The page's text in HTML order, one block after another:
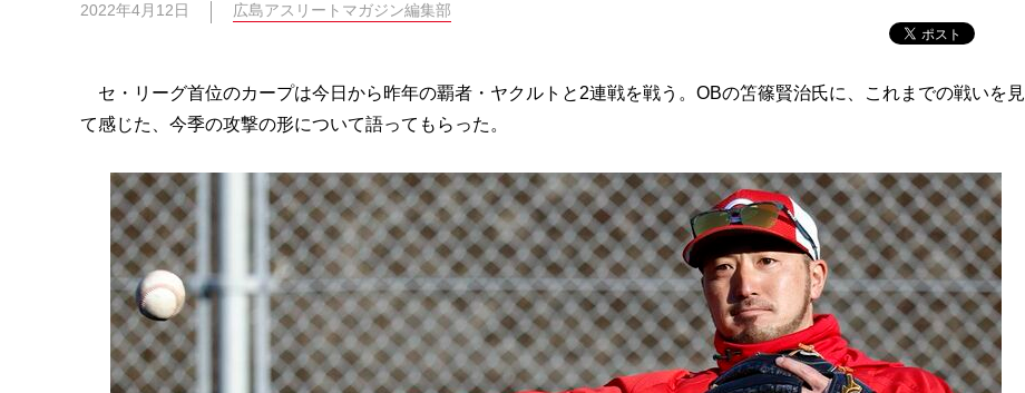
2022年4月12日 広島アスリートマガジン編集部
セ・リーグ首位のカープは今日から昨年の覇者・ヤクルトと2連戦を戦う。OBの笘篠賢治氏に、これまでの戦いを見
て感じた、今季の攻撃の形について語ってもらった。